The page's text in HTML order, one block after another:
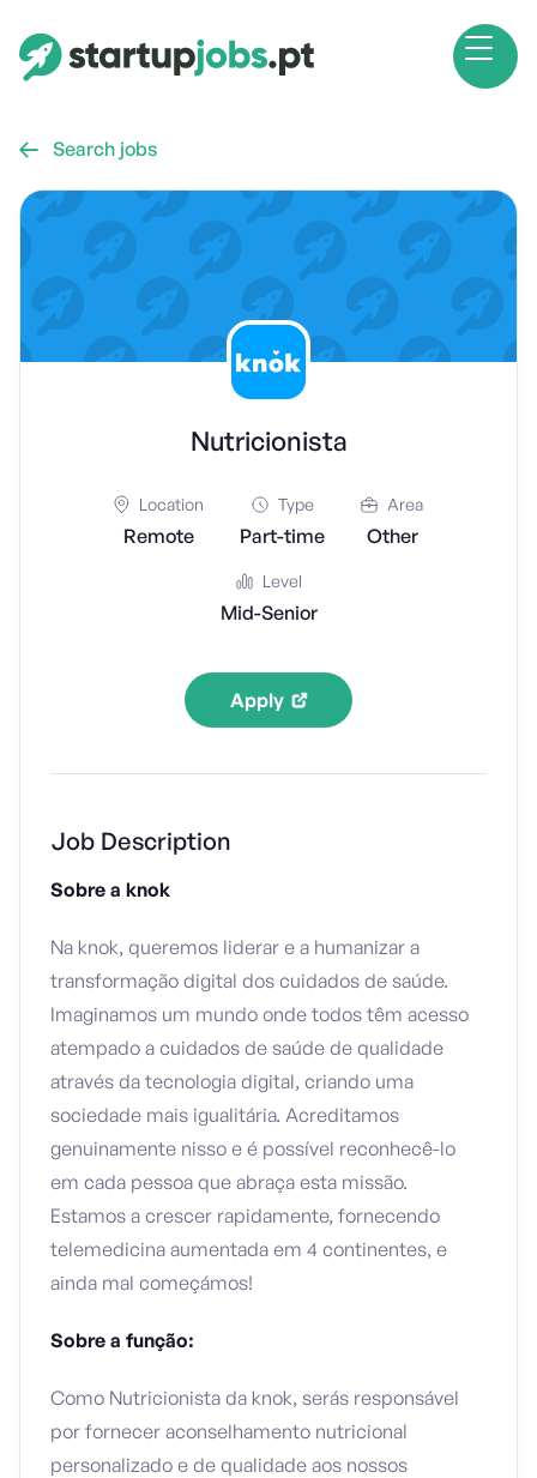
 Search jobs
Nutricionista
Location
Remote
Type
Part-time
Area
Other
Level
Mid-Senior
Apply
Job Description
Sobre a knok
Na knok, queremos liderar e a humanizar a
transformação digital dos cuidados de saúde.
Imaginamos um mundo onde todos têm acesso
atempado a cuidados de saúde de qualidade
através da tecnologia digital, criando uma
sociedade mais igualitária. Acreditamos
genuinamente nisso e é possível reconhecê-lo
em cada pessoa que abraça esta missão.
Estamos a crescer rapidamente, fornecendo
telemedicina aumentada em 4 continentes, e
ainda mal começámos!
Sobre a função:
Como Nutricionista da knok, serás responsável
por fornecer aconselhamento nutricional
personalizado e de qualidade aos nossos